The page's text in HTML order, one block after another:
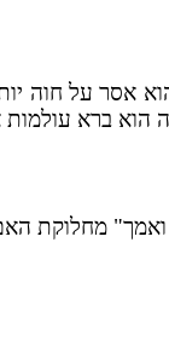
אסר על חוה
הוא ברא
מחלוקת